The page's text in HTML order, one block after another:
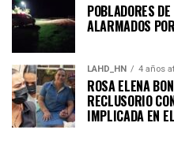
POBLADORES
ALARMADOS
LAHD_HN 4 años
ROSA ELENA
RECLUSORIO
IMPLICADA EN